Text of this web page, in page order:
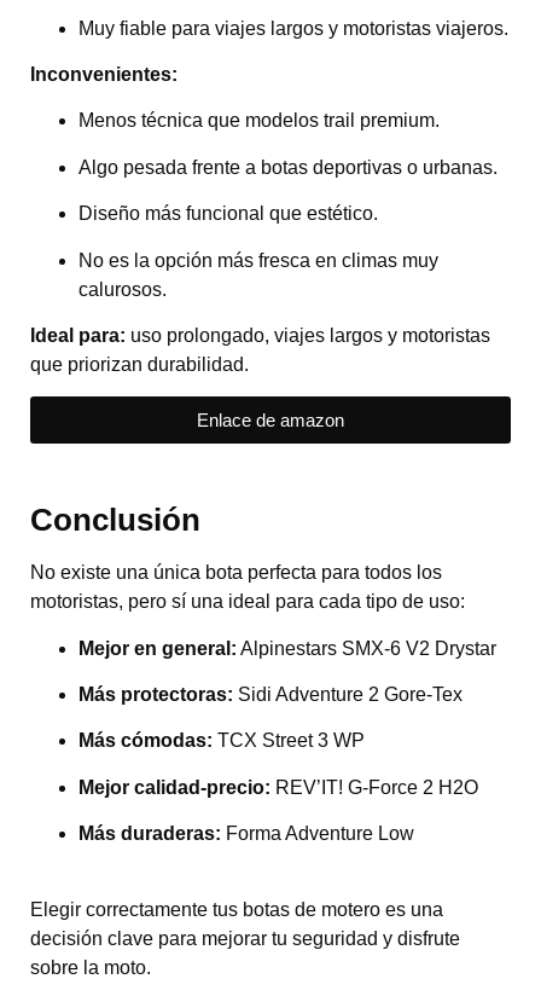
Muy fiable para viajes largos y motoristas viajeros.
Inconvenientes:
Menos técnica que modelos trail premium.
Algo pesada frente a botas deportivas o urbanas.
Diseño más funcional que estético.
No es la opción más fresca en climas muy
calurosos.
Ideal para: uso prolongado, viajes largos y motoristas
que priorizan durabilidad.
Enlace de amazon
Conclusión
No existe una única bota perfecta para todos los
motoristas, pero sí una ideal para cada tipo de uso:
Mejor en general: Alpinestars SMX-6 V2 Drystar
Más protectoras: Sidi Adventure 2 Gore-Tex
Más cómodas: TCX Street 3 WP
Mejor calidad-precio: REV’IT! G-Force 2 H2O
Más duraderas: Forma Adventure Low
Elegir correctamente tus botas de motero es una
decisión clave para mejorar tu seguridad y disfrute
sobre la moto.